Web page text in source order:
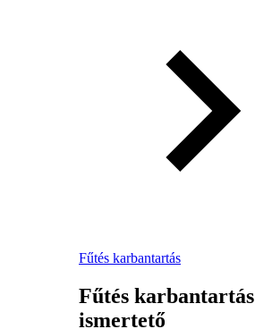
Fűtés karbantartás
Fűtés karbantartás
ismertető